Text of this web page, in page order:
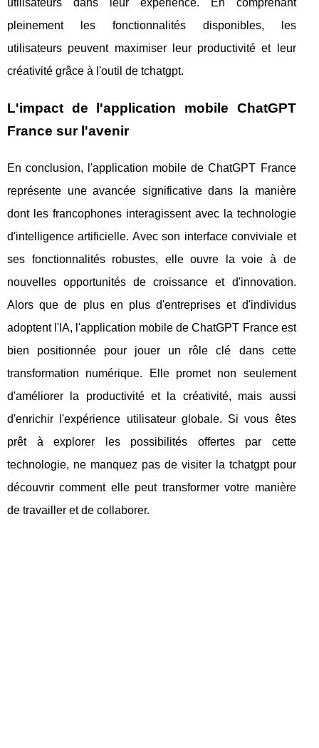
pleinement les fonctionnalités disponibles, les
utilisateurs peuvent maximiser leur productivité et leur
créativité grâce à l'outil de tchatgpt.
L'impact de l'application mobile ChatGPT
France sur l'avenir
En conclusion, l'application mobile de ChatGPT France
représente une avancée significative dans la manière
dont les francophones interagissent avec la technologie
d'intelligence artificielle. Avec son interface conviviale et
ses fonctionnalités robustes, elle ouvre la voie à de
nouvelles opportunités de croissance et d'innovation.
Alors que de plus en plus d'entreprises et d'individus
adoptent l'IA, l'application mobile de ChatGPT France est
bien positionnée pour jouer un rôle clé dans cette
transformation numérique. Elle promet non seulement
d'améliorer la productivité et la créativité, mais aussi
d'enrichir l'expérience utilisateur globale. Si vous êtes
prêt à explorer les possibilités offertes par cette
technologie, ne manquez pas de visiter la tchatgpt pour
découvrir comment elle peut transformer votre manière
de travailler et de collaborer.